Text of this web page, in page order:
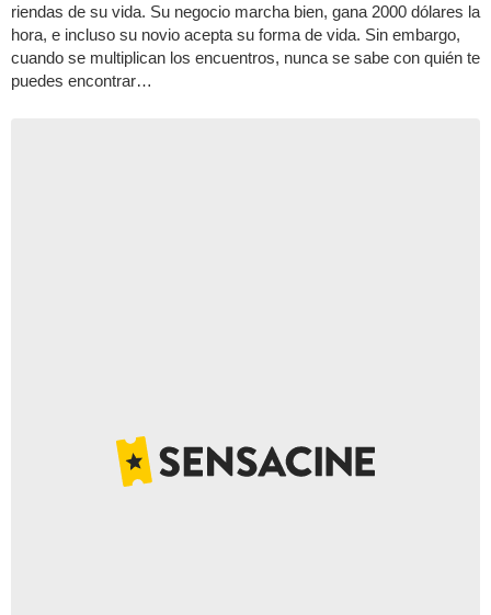
riendas de su vida. Su negocio marcha bien, gana 2000 dólares la
hora, e incluso su novio acepta su forma de vida. Sin embargo,
cuando se multiplican los encuentros, nunca se sabe con quién te
puedes encontrar…